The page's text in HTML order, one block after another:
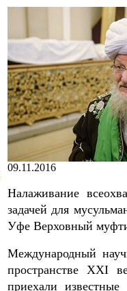
09.11.2016
Налаживание
задачей для
Уфе Верховный
Международный
пространстве XXI
приехали